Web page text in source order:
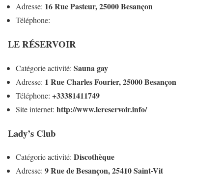
Adresse: 16 Rue Pasteur, 25000 Besançon
Téléphone:
LE RÉSERVOIR
Catégorie activité: Sauna gay
Adresse: 1 Rue Charles Fourier, 25000 Besançon
Téléphone: +33381411749
Site internet: http://www.lereservoir.info/
Lady’s Club
Catégorie activité: Discothèque
Adresse: 9 Rue de Besançon, 25410 Saint-Vit